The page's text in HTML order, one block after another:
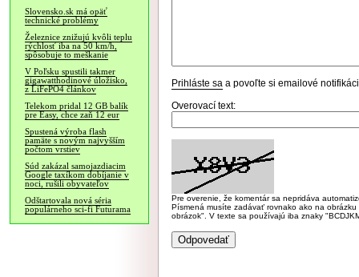
Slovensko.sk má opäť
technické problémy
Železnice znižujú kvôli teplu
rýchlosť iba na 50 km/h,
spôsobuje to meškanie
V Poľsku spustili takmer
gigawatthodinové úložisko,
z LiFePO4 článkov
Telekom pridal 12 GB balík
pre Easy, chce zaň 12 eur
Spustená výroba flash
pamäte s novým najvyšším
počtom vrstiev
Súd zakázal samojazdiacim
Google taxíkom dobíjanie v
noci, rušili obyvateľov
Odštartovala nová séria
populárneho sci-fi Futurama
Prihláste sa a povoľte si emailové
Overovací text:
Pre overenie, že komentár sa nepridáva
Písmená musíte zadávať rovnako ako na
obrázok". V texte sa používajú iba znaky